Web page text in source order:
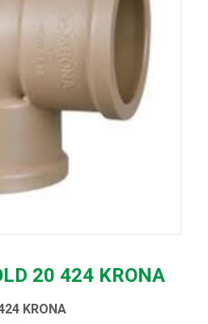
20 424 KRONA
KRONA